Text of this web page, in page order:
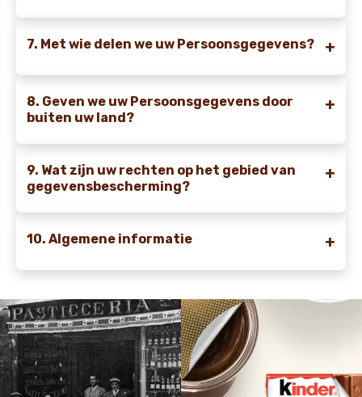
7. Met wie delen we uw Persoonsgegevens?
8. Geven we uw Persoonsgegevens door
buiten uw land?
9. Wat zijn uw rechten op het gebied van
gegevensbescherming?
10. Algemene informatie